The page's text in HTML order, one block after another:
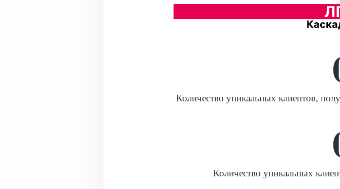
Количество уникальных клиентов,
Количество уникальных